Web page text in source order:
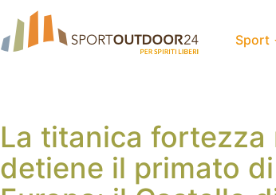
Sport
La titanica fortezza
detiene il primato